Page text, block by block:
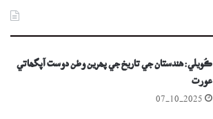
ڪُويلي: هندستان جي تاريخ جي پھرين وطن دوست آپگھاتي
عورت
07-10-2025